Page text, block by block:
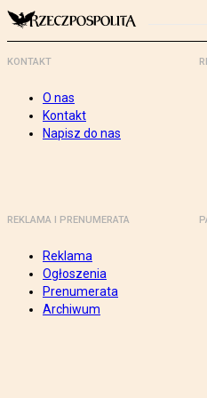
KONTAKT
O nas
Kontakt
Napisz do nas
REKLAMA I PRENUMERATA
Reklama
Ogłoszenia
Prenumerata
Archiwum